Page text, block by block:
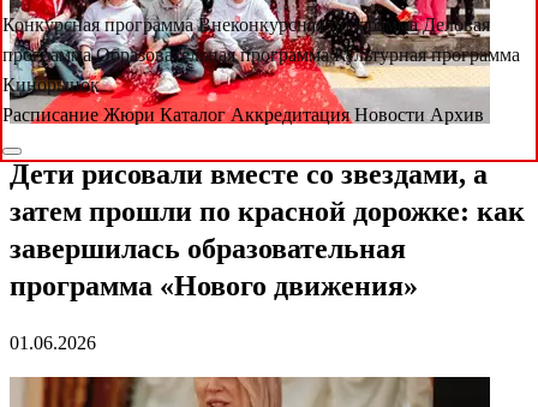
Конкурсная программаВнеконкурсная программаДеловая
программаОбразовательная программаКультурная программа
Кинорынок
Расписание ЖюриКаталогАккредитацияНовостиАрхив
Дети рисовали вместе со звездами, а
затем прошли по красной дорожке: как
завершилась образовательная
программа «Нового движения»
01.06.2026